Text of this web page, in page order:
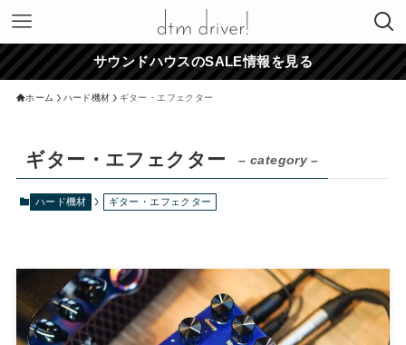
サウンドハウスのSALE情報を見る
ホーム ハード機材 ギター・エフェクター
ギター・エフェクター – category –
ハード機材 ギター・エフェクター